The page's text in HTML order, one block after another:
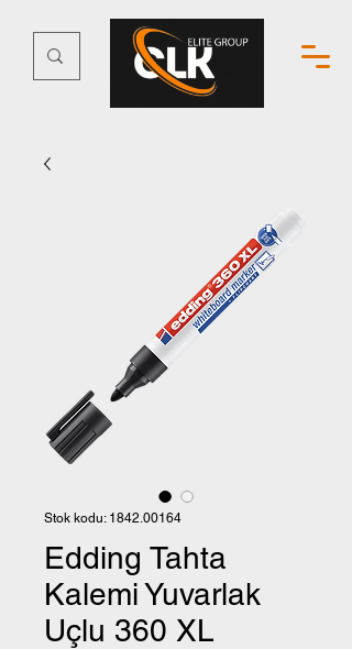
Stok kodu: 1842.00164
Edding Tahta
Kalemi Yuvarlak
Uçlu 360 XL